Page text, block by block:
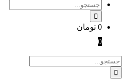
جستجو
برای:
0 تومان
0
جستجو
برای: